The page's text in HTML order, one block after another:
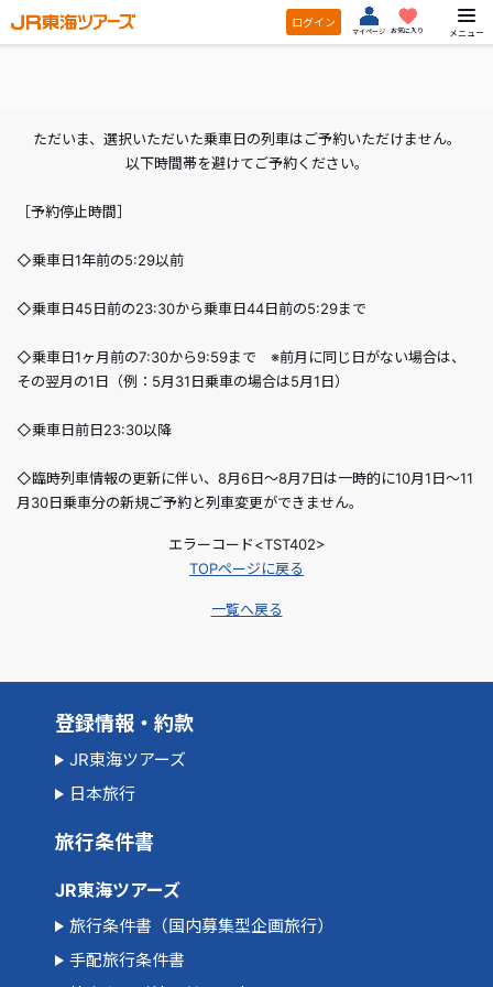
ログイン
マイページ お気に入り メニュー
ただいま、選択いただいた乗車日の列車はご予約いただけません。
以下時間帯を避けてご予約ください。
［予約停止時間］
◇乗車日1年前の5:29以前
◇乗車日45日前の23:30から乗車日44日前の5:29まで
◇乗車日1ヶ月前の7:30から9:59まで ※前月に同じ日がない場合は、
その翌月の1日（例：5月31日乗車の場合は5月1日）
◇乗車日前日23:30以降
◇臨時列車情報の更新に伴い、8月6日～8月7日は一時的に10月1日～11
月30日乗車分の新規ご予約と列車変更ができません。
エラーコード<TST402>
TOPページに戻る
一覧へ戻る
登録情報・約款
JR東海ツアーズ
日本旅行
旅行条件書
JR東海ツアーズ
旅行条件書（国内募集型企画旅行）
手配旅行条件書